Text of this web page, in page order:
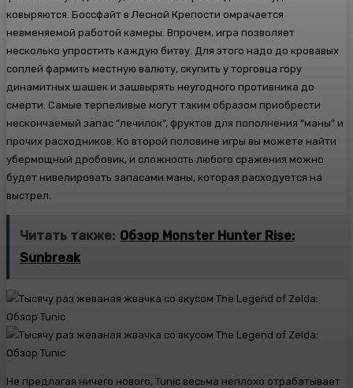
ковыряются. Боссфайт в Лесной Крепости омрачается
невменяемой работой камеры. Впрочем, игра позволяет
несколько упростить каждую битву. Для этого надо до кровавых
соплей фармить местную валюту, скупить у торговца гору
динамитных шашек и зашвырять неугодного противника до
смерти. Самые терпеливые могут таким образом приобрести
нескончаемый запас “лечилок”, фруктов для пополнения “маны” и
прочих расходников. Ко второй половине игры вы можете найти
убермощный дробовик, и сложность любого сражения можно
будет нивелировать запасами маны, которая расходуется на
выстрел.
Читать также: Обзор Monster Hunter Rise:
Sunbreak
Не предлагая ничего нового, Tunic весьма неплохо отрабатывает